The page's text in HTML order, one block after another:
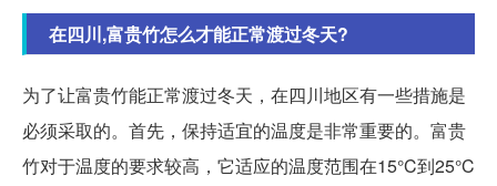
在四川,富贵竹怎么才能正常渡过冬天?
为了让富贵竹能正常渡过冬天，在四川地区有一些措施是
必须采取的。首先，保持适宜的温度是非常重要的。富贵
竹对于温度的要求较高，它适应的温度范围在15°C到25°C